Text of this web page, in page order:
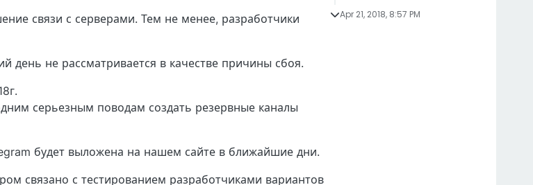
связи с серверами. Тем не менее, разработчики
день не рассматривается в качестве причины сбоя.
серьезным поводам создать резервные каналы
будет выложена на нашем сайте в ближайшие дни.
связано с тестированием разработчиками вариантов
Apr 21, 2018, 8:57 PM